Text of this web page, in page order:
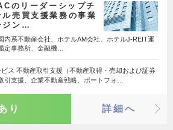
のリーダーシップチ
売買支援業務の事業
ジン…
内系不動産会社、ホテルAM会社、ホテルJ-REIT運
定事務所、金融機…
ス 不動産取引支援（不動産取得・売却および証券
引支援、企業不動産戦略、ポートフォ…
り 詳細へ